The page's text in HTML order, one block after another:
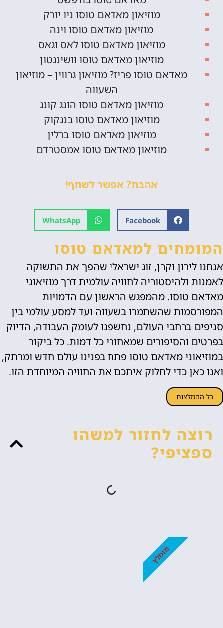
מוזיאון מאדאם טוסו ניו יורק
מוזיאון מאדאם טוסו וינה
מוזיאון מאדאם טוסו לאס וגאס
מוזיאון מאדאם טוסו וושינגטון
מאדאם טוסו פריז? מוזיאון גרווין – מוזיאון
השעווה
מוזיאון מאדאם טוסו הונג קונג
מוזיאון מאדאם טוסו בנגקוק
מוזיאון מאדאם טוסו ברלין
מוזיאון מאדאם טוסו אמסטרדם
אהבת? אפשר לשתף!
Facebook
WhatsApp
המומחים למאדאם טוסו
אנחנו לירון וקרן, זוג ישראלי שהפך את התשוקה
לאמנות ולהיסטוריה לחוויה עולמית דרך מוזיאוני
מאדאם טוסו. מהמפגש הראשון עם הדמויות
המפורסמות שהשתמרו בשעווה ועד למסע עולמי בין
סניפים ברחבי העולם, נחשפנו לעומק העבודה, הדיוק
בפרטים והסיפורים שמאחורי כל דמות. כל ביקור
במוזיאוני מאדאם טוסו פתח בפנינו עולם חדש ומרתק,
ואנו כאן כדי לחלוק איתכם את החוויה המיוחדת הזו.
כל ההמלצות
רוצה לחזור למשהו
ספציפי?
מומלץ